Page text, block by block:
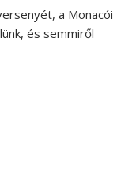
a Monacói
és semmiről